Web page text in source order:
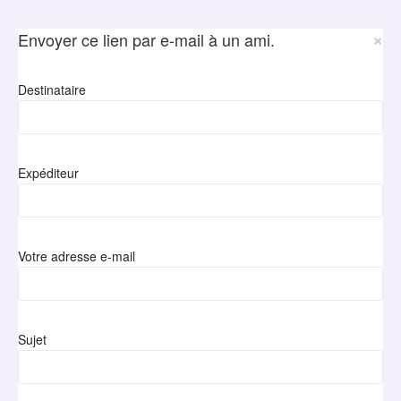
Envoyer ce lien par e-mail à un ami. ×
Destinataire
Expéditeur
Votre adresse e-mail
Sujet